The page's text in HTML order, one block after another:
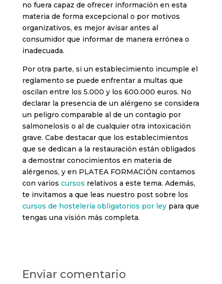
no fuera capaz de ofrecer información en esta
materia de forma excepcional o por motivos
organizativos, es mejor avisar antes al
consumidor que informar de manera errónea o
inadecuada.
Por otra parte, si un establecimiento incumple el
reglamento se puede enfrentar a multas que
oscilan entre los 5.000 y los 600.000 euros. No
declarar la presencia de un alérgeno se considera
un peligro comparable al de un contagio por
salmonelosis o al de cualquier otra intoxicación
grave. Cabe destacar que los establecimientos
que se dedican a la restauración están obligados
a demostrar conocimientos en materia de
alérgenos, y en PLATEA FORMACIÓN contamos
con varios cursos relativos a este tema. Además,
te invitamos a que leas nuestro post sobre los
cursos de hostelería obligatorios por leypara que
tengas una visión más completa.
Enviar comentario